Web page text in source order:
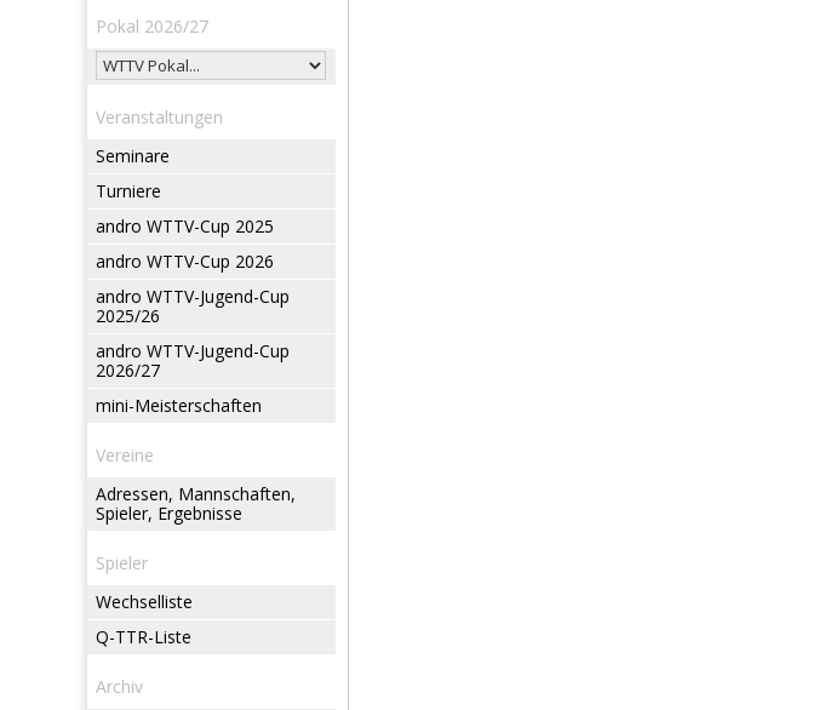
Pokal 2026/27
Veranstaltungen
Seminare
Turniere
andro WTTV-Cup 2025
andro WTTV-Cup 2026
andro WTTV-Jugend-Cup
2025/26
andro WTTV-Jugend-Cup
2026/27
mini-Meisterschaften
Vereine
Adressen, Mannschaften,
Spieler, Ergebnisse
Spieler
Wechselliste
Q-TTR-Liste
Archiv